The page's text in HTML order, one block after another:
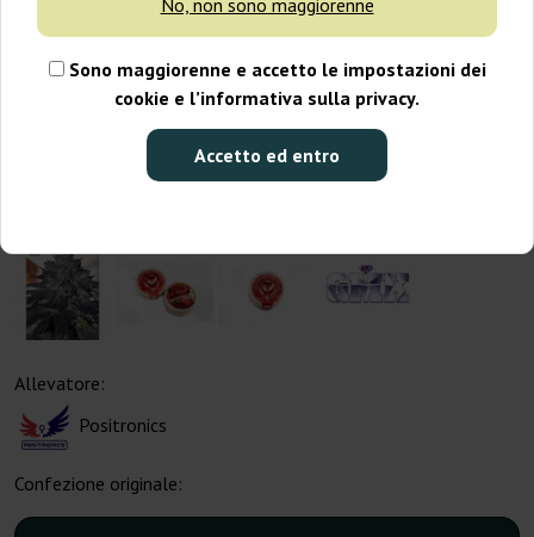
No, non sono maggiorenne
Sono maggiorenne e accetto le impostazioni dei
cookie e l’informativa sulla privacy.
Accetto ed entro
Allevatore:
Positronics
Confezione originale: